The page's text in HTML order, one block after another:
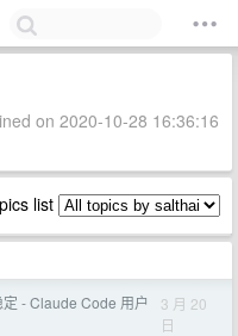
on 2020-10-28 16:36:16
list
- Claude Code 用户
3 月 20
日